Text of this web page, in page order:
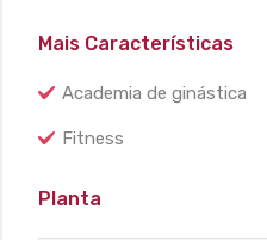
Mais Características
Academia de ginástica
Fitness
Planta